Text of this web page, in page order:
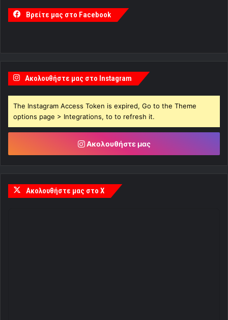
Βρείτε μας στο Facebook
Ακολουθήστε μας στο Instagram
The Instagram Access Token is expired, Go to the Theme
options page > Integrations, to to refresh it.
Ακολουθήστε μας
Ακολουθήστε μας στο X